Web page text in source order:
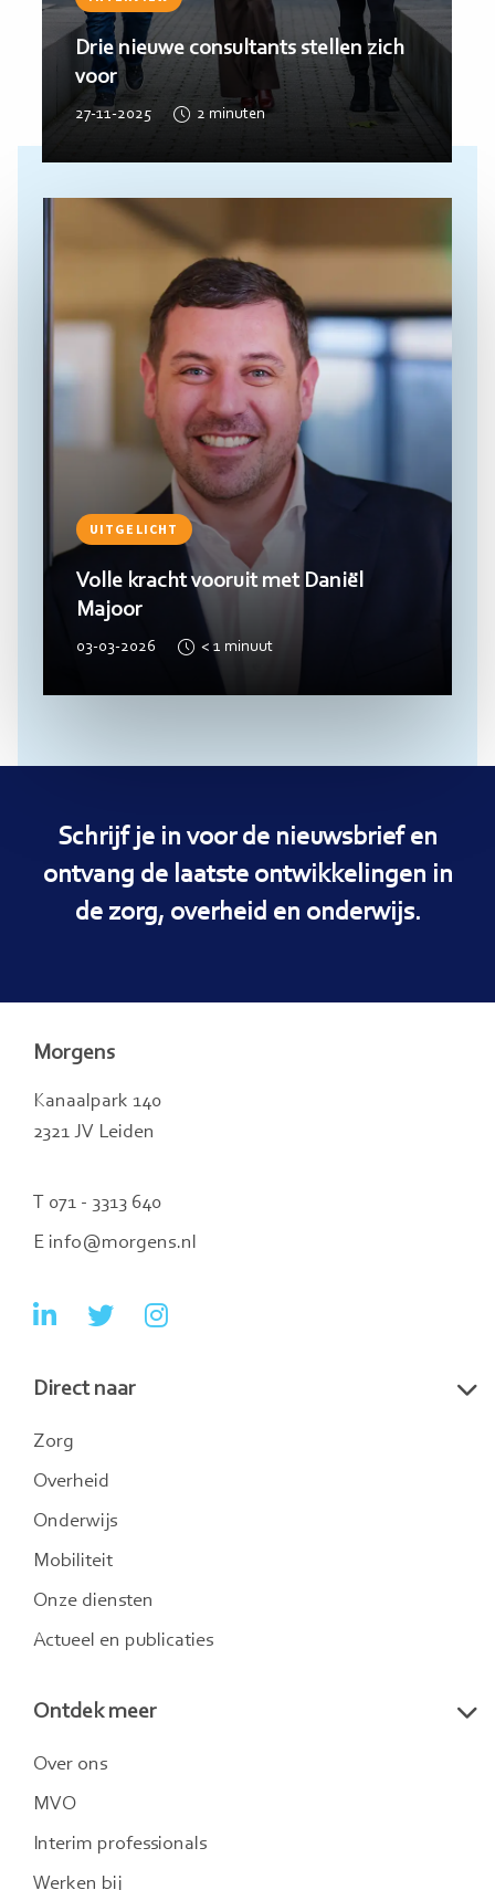
INTERVIEW
Welkom Anne en Cerianne
16-10-2025 2 minuten
UITGELICHT
Volle kracht vooruit met Daniël
Majoor
03-03-2026 < 1 minuut
Schrijf je in voor de nieuwsbrief en
ontvang de laatste ontwikkelingen in
de zorg, overheid en onderwijs.
Morgens
Kanaalpark 140
2321 JV Leiden
T 071 - 3313 640
E info@morgens.nl
Ga
LinkedIn
Ga
Twitter
Ga
Direct naar
Zorg
Overheid
Onderwijs
Mobiliteit
Onze diensten
Actueel en publicaties
Ontdek meer
Over ons
MVO
Interim professionals
Werken bij